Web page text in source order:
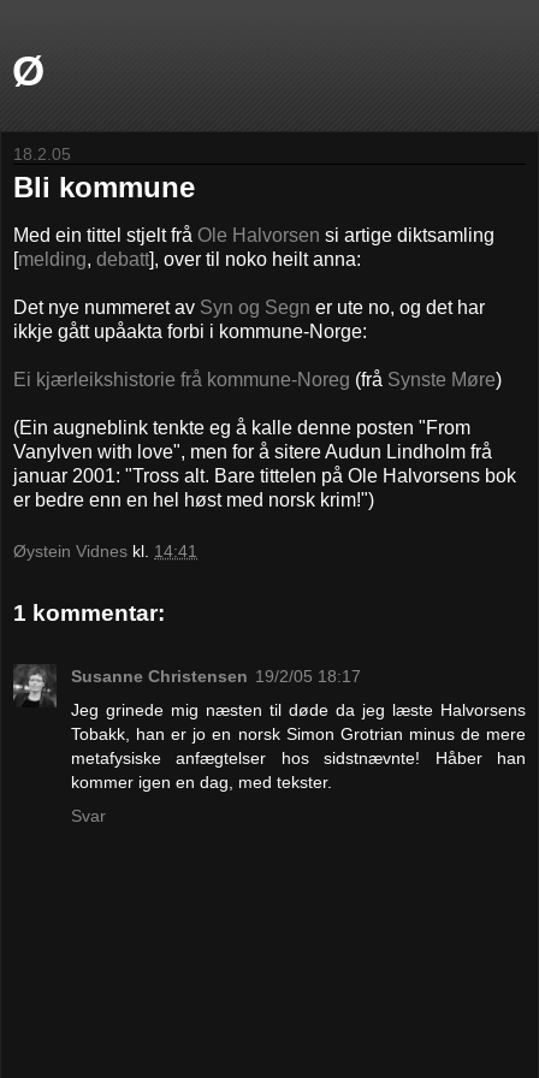
Ø
18.2.05
Bli kommune
Med ein tittel stjelt frå Ole Halvorsen si artige diktsamling
[melding, debatt], over til noko heilt anna:
Det nye nummeret av Syn og Segn er ute no, og det har
ikkje gått upåakta forbi i kommune-Norge:
Ei kjærleikshistorie frå kommune-Noreg (frå Synste Møre)
(Ein augneblink tenkte eg å kalle denne posten "From
Vanylven with love", men for å sitere Audun Lindholm frå
januar 2001: "Tross alt. Bare tittelen på Ole Halvorsens bok
er bedre enn en hel høst med norsk krim!")
Øystein Vidnes kl. 14:41
1 kommentar:
Susanne Christensen 19/2/05 18:17
Jeg grinede mig næsten til døde da jeg læste Halvorsens
Tobakk, han er jo en norsk Simon Grotrian minus de mere
metafysiske anfægtelser hos sidstnævnte! Håber han
kommer igen en dag, med tekster.
Svar